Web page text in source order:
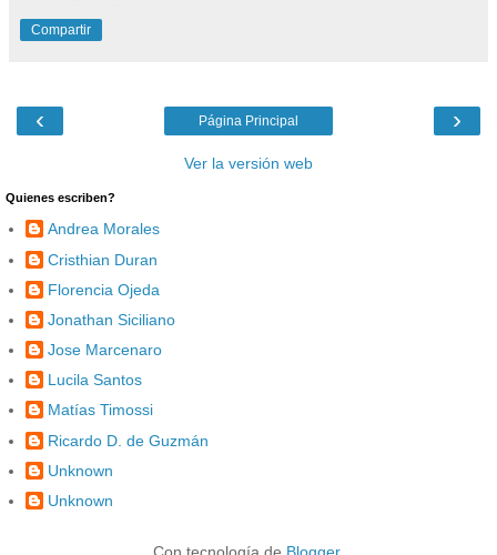
Compartir
‹ ›
Página Principal
Ver la versión web
Quienes escriben?
Andrea Morales
Cristhian Duran
Florencia Ojeda
Jonathan Siciliano
Jose Marcenaro
Lucila Santos
Matías Timossi
Ricardo D. de Guzmán
Unknown
Unknown
Con tecnología de Blogger.